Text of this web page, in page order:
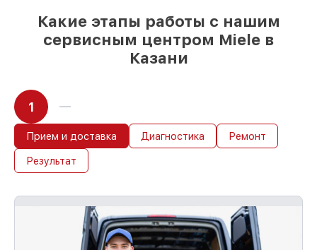
Какие этапы работы с нашим
сервисным центром Miele в
Казани
1
Прием и доставка Диагностика Ремонт
Результат